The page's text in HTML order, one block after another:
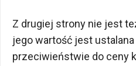
Z drugiej strony nie jest
jego wartość jest
przeciwieństwie do ceny